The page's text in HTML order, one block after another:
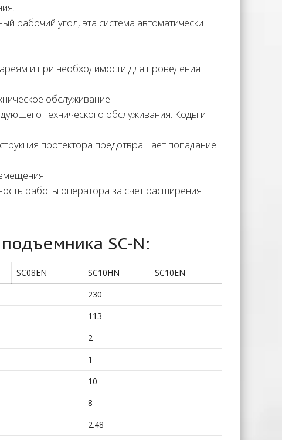
рабочий угол, эта система автоматически
и при необходимости для проведения
обслуживание.
технического обслуживания. Коды и
протектора предотвращает попадание
работы оператора за счет расширения
SC-N:
SC08EN SC10HN
SC10EN
230
113
2
1
10
8
2.48